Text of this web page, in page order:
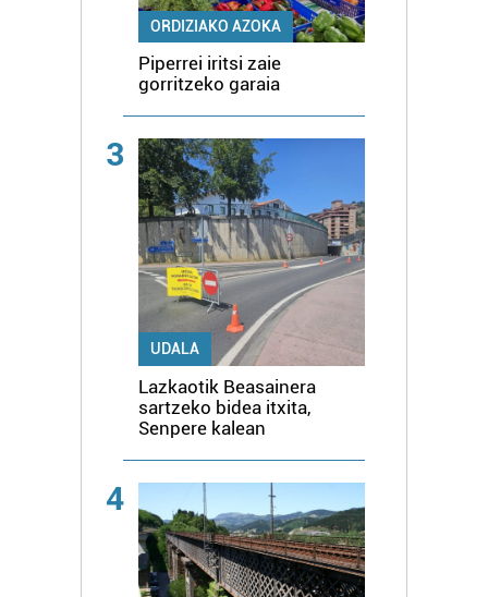
ORDIZIAKO AZOKA
Piperrei iritsi zaie
gorritzeko garaia
3
UDALA
Lazkaotik Beasainera
sartzeko bidea itxita,
Senpere kalean
4